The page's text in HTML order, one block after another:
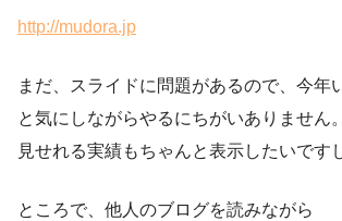
http://mudora.jp
まだ、スライドに問題があるので、今年
と気にしながらやるにちがいありません。
見せれる実績もちゃんと表示したいです
ところで、他人のブログを読みながら